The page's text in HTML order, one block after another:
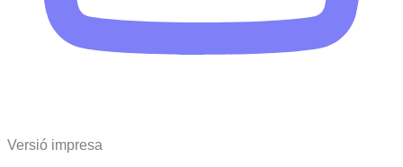
Versió impresa